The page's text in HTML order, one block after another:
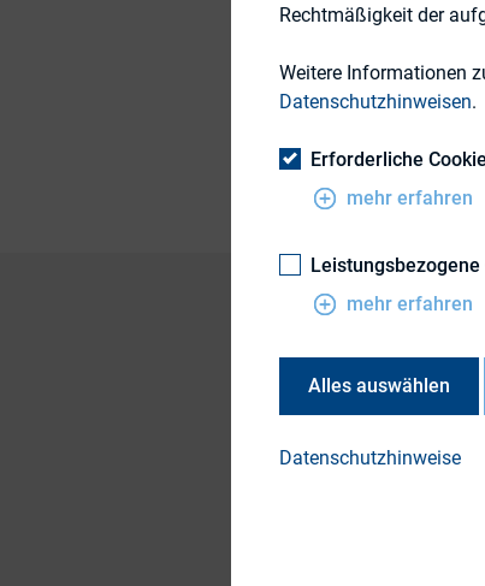
Themengebiet
Eine neue
einer Frau
Rechtmäßigkeit der
Weitere Informationen
Datenschutzhinweisen.
Erforderliche
mehr erfahren
Leistungsbezogene
mehr erfahren
Alles auswählen
Datenschutzhinweise